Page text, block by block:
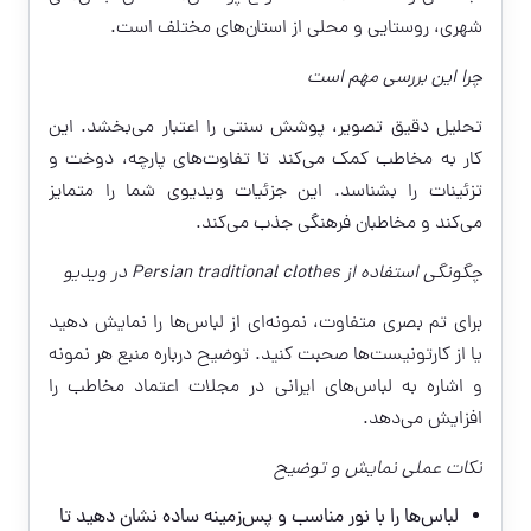
شهری، روستایی و محلی از استان‌های مختلف است.
چرا این بررسی مهم است
تحلیل دقیق تصویر، پوشش سنتی را اعتبار می‌بخشد. این
کار به مخاطب کمک می‌کند تا تفاوت‌های پارچه، دوخت و
تزئینات را بشناسد. این جزئیات ویدیوی شما را متمایز
می‌کند و مخاطبان فرهنگی جذب می‌کند.
چگونگی استفاده از Persian traditional clothes در ویدیو
برای تم بصری متفاوت، نمونه‌ای از لباس‌ها را نمایش دهید
یا از کارتونیست‌ها صحبت کنید. توضیح درباره منبع هر نمونه
و اشاره به لباس‌های ایرانی در مجلات اعتماد مخاطب را
افزایش می‌دهد.
نکات عملی نمایش و توضیح
لباس‌ها را با نور مناسب و پس‌زمینه ساده نشان دهید تا